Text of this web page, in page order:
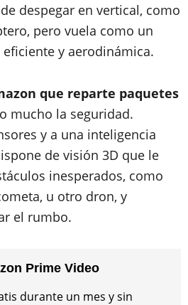
despegar en vertical, como
pero vuela como un
y aerodinámica.
que reparte paquetes
mucho la seguridad.
y a una inteligencia
de visión 3D que le
inesperados, como
u otro dron, y
el rumbo.
Prime Video
durante un mes y sin